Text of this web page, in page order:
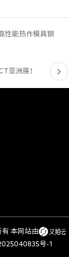
性能热作模具钢
亚洲展！
有 本网站由
号-1